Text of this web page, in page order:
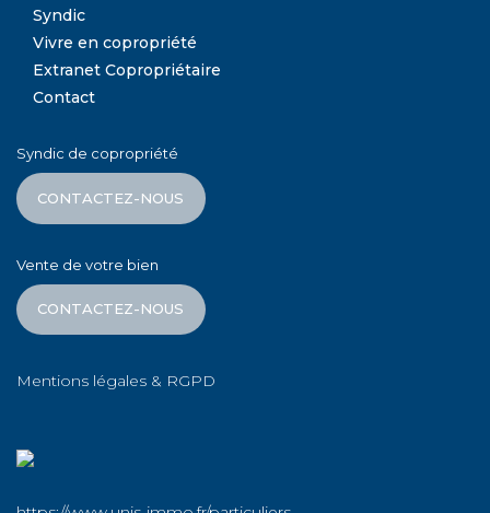
Syndic
Vivre en copropriété
Extranet Copropriétaire
Contact
Syndic de copropriété
CONTACTEZ-NOUS
Vente de votre bien
CONTACTEZ-NOUS
Mentions légales & RGPD